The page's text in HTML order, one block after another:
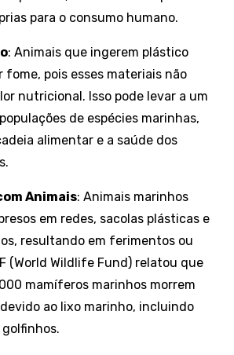
para o consumo humano.
: Animais que ingerem plástico
fome, pois esses materiais não
nutricional. Isso pode levar a um
de espécies marinhas,
alimentar e a saúde dos
Animais: Animais marinhos
em redes, sacolas plásticas e
resultando em ferimentos ou
(World Wildlife Fund) relatou que
mamíferos marinhos morrem
ao lixo marinho, incluindo